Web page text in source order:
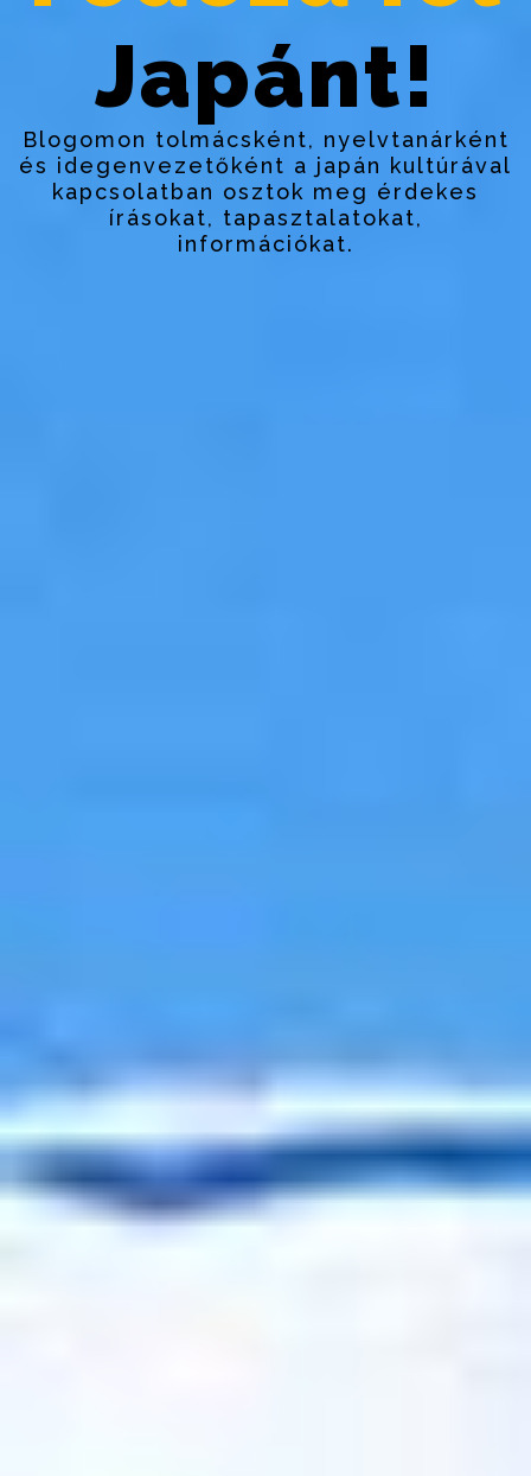
Japánt!
Blogomon tolmácsként, nyelvtanárként
és idegenvezetőként a japán kultúrával
kapcsolatban osztok meg érdekes
írásokat, tapasztalatokat,
információkat.